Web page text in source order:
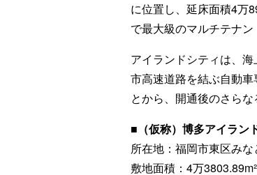
に位置し、延床面積4万
で最大級のマルチテナン
アイランドシティは、
市高速道路を結ぶ自動
とから、開通後のさらな
■（仮称）博多アイラン
所在地：福岡市東区み
敷地面積：4万3803.89m²